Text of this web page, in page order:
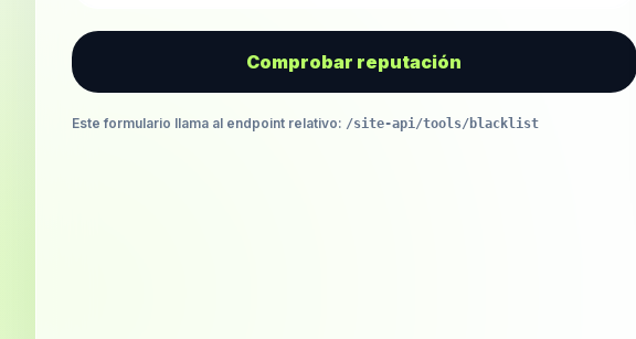
Comprobar reputación
Este formulario llama al endpoint relativo: /site-api/tools/blacklist